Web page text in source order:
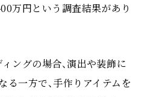
万円という調査結果があり
ングの場合、演出や装飾に
る一方で、手作りアイテムを